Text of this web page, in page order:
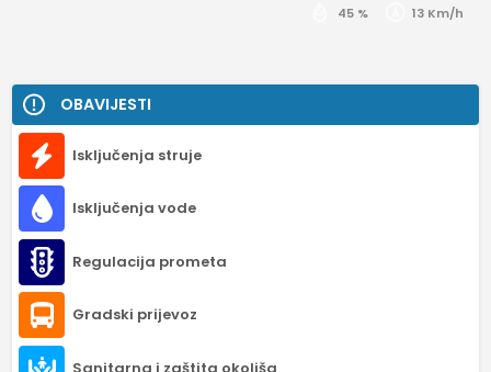
45 % 13 Km/h
OBAVIJESTI
Isključenja struje
Isključenja vode
Regulacija prometa
Gradski prijevoz
Sanitarna i zaštita okoliša